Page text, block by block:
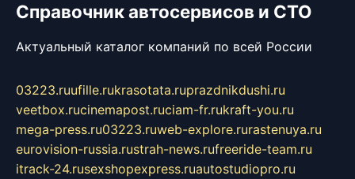
Справочник автосервисов и СТО
Актуальный каталог компаний по всей России
03223.ruufille.rukrasotata.ruprazdnikdushi.ru
veetbox.rucinemapost.ruciam-fr.rukraft-you.ru
mega-press.ru03223.ruweb-explore.rurastenuya.ru
eurovision-russia.rustrah-news.rufreeride-team.ru
itrack-24.rusexshopexpress.ruautostudiopro.ru